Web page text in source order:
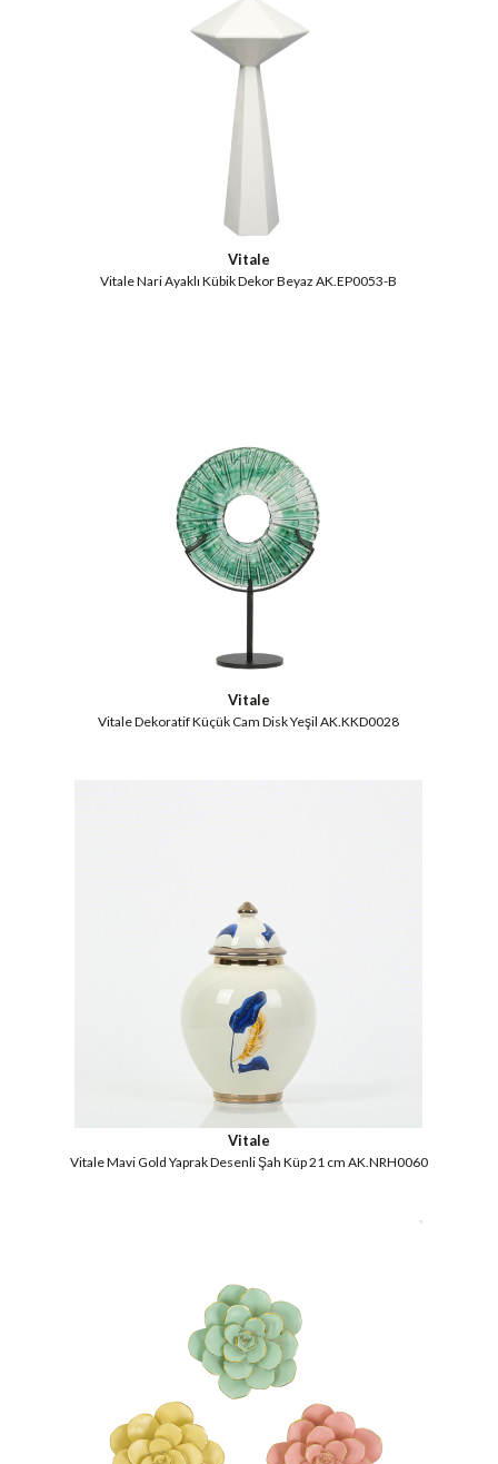
Vitale
Vitale Nari Ayaklı Kübik Dekor Beyaz AK.EP0053-B
Vitale
Vitale Dekoratif Küçük Cam Disk Yeşil AK.KKD0028
Vitale
Vitale Mavi Gold Yaprak Desenli Şah Küp 21 cm AK.NRH0060